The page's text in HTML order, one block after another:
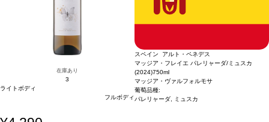
在庫あり
3
ライトボディ
フルボディ
スペイン アルト・ペネデス
マッジア・フレイエ パレリャーダ/ミュスカ
(2024)750ml
マッジア・ヴァルフォルモサ
葡萄品種:
パレリャーダ, ミュスカ